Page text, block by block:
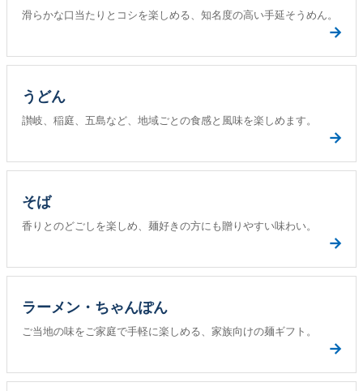
滑らかな口当たりとコシを楽しめる、知名度の高い手延そうめん。
→
うどん
讃岐、稲庭、五島など、地域ごとの食感と風味を楽しめます。
→
そば
香りとのどごしを楽しめ、麺好きの方にも贈りやすい味わい。
→
ラーメン・ちゃんぽん
ご当地の味をご家庭で手軽に楽しめる、家族向けの麺ギフト。
→